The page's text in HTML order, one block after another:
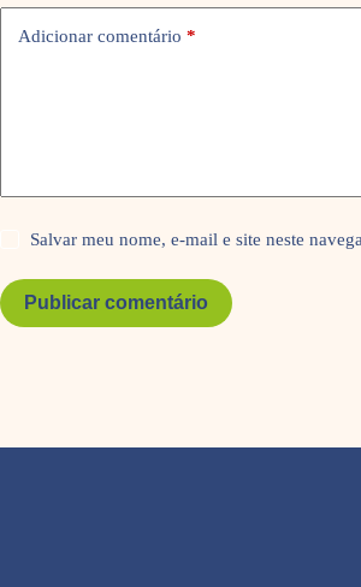
Adicionar comentário *
Salvar meu nome, e-mail e site neste
Publicar comentário